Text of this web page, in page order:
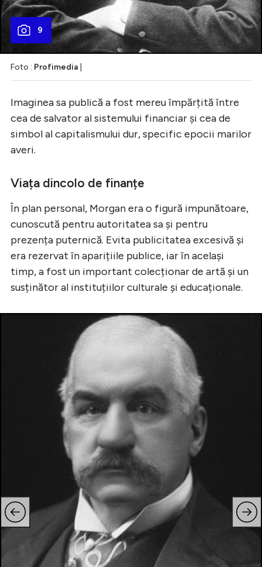
9
Foto : Profimedia
Imaginea sa publică a fost mereu împărțită între
cea de salvator al sistemului financiar și cea de
simbol al capitalismului dur, specific epocii marilor
averi.
Viața dincolo de finanțe
În plan personal, Morgan era o figură impunătoare,
cunoscută pentru autoritatea sa și pentru
prezența puternică. Evita publicitatea excesivă și
era rezervat în aparițiile publice, iar în același
timp, a fost un important colecționar de artă și un
susținător al instituțiilor culturale și educaționale.